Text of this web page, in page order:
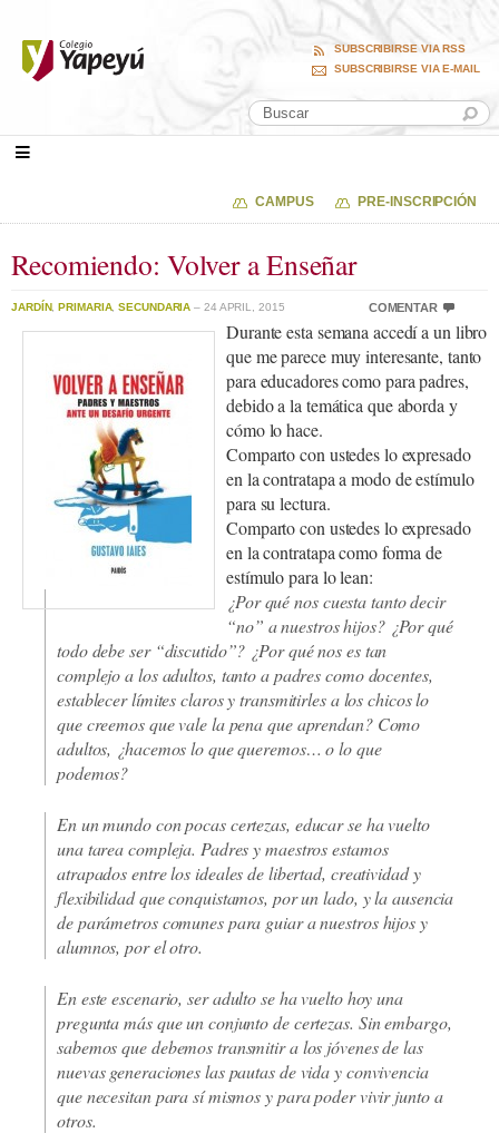
SUBSCRIBIRSE VIA RSS
SUBSCRIBIRSE VIA E-MAIL
CAMPUS PRE-INSCRIPCIÓN
Recomiendo: Volver a Enseñar
JARDÍN,PRIMARIA,SECUNDARIA – 24 APRIL, 2015 COMENTAR
Durante esta semana accedí a un libro
que me parece muy interesante, tanto
para educadores como para padres,
debido a la temática que aborda y
cómo lo hace.
Comparto con ustedes lo expresado
en la contratapa a modo de estímulo
para su lectura.
Comparto con ustedes lo expresado
en la contratapa como forma de
estímulo para lo lean:
¿Por qué nos cuesta tanto decir
“no” a nuestros hijos? ¿Por qué
todo debe ser “discutido”? ¿Por qué nos es tan
complejo a los adultos, tanto a padres como docentes,
establecer límites claros y transmitirles a los chicos lo
que creemos que vale la pena que aprendan? Como
adultos, ¿hacemos lo que queremos… o lo que
podemos?
En un mundo con pocas certezas, educar se ha vuelto
una tarea compleja. Padres y maestros estamos
atrapados entre los ideales de libertad, creatividad y
flexibilidad que conquistamos, por un lado, y la ausencia
de parámetros comunes para guiar a nuestros hijos y
alumnos, por el otro.
En este escenario, ser adulto se ha vuelto hoy una
pregunta más que un conjunto de certezas. Sin embargo,
sabemos que debemos transmitir a los jóvenes de las
nuevas generaciones las pautas de vida y convivencia
que necesitan para sí mismos y para poder vivir junto a
otros.